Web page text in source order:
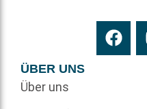
ÜBER UNS
Über uns